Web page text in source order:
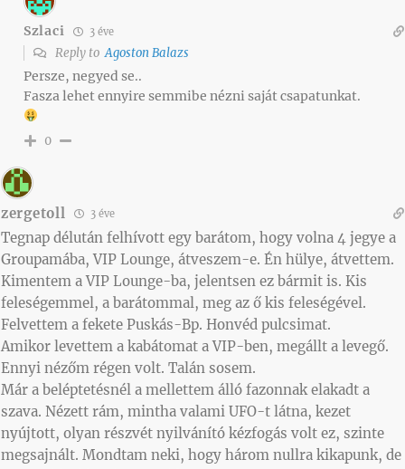
Szlaci 3 éve
Reply toAgoston Balazs
Persze, negyed se..
Fasza lehet ennyire semmibe nézni saját csapatunkat.
0
zergetoll 3 éve
Tegnap délután felhívott egy barátom, hogy volna 4 jegye a
Groupamába, VIP Lounge, átveszem-e. Én hülye, átvettem.
Kimentem a VIP Lounge-ba, jelentsen ez bármit is. Kis
feleségemmel, a barátommal, meg az ő kis feleségével.
Felvettem a fekete Puskás-Bp. Honvéd pulcsimat.
Amikor levettem a kabátomat a VIP-ben, megállt a levegő.
Ennyi nézőm régen volt. Talán sosem.
Már a beléptetésnél a mellettem álló fazonnak elakadt a
szava. Nézett rám, mintha valami UFO-t látna, kezet
nyújtott, olyan részvét nyilvánító kézfogás volt ez, szinte
megsajnált. Mondtam neki, hogy három nullra kikapunk, de